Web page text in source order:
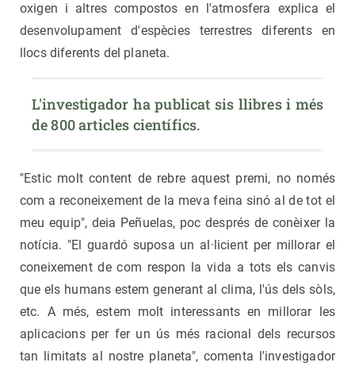
oxigen i altres compostos en l'atmosfera explica el
desenvolupament d'espècies terrestres diferents en
llocs diferents del planeta.
L'investigador ha publicat sis llibres i més
de 800 articles científics.
"Estic molt content de rebre aquest premi, no només
com a reconeixement de la meva feina sinó al de tot el
meu equip", deia Peñuelas, poc després de conèixer la
notícia. "El guardó suposa un al·licient per millorar el
coneixement de com respon la vida a tots els canvis
que els humans estem generant al clima, l'ús dels sòls,
etc. A més, estem molt interessants en millorar les
aplicacions per fer un ús més racional dels recursos
tan limitats al nostre planeta", comenta l'investigador